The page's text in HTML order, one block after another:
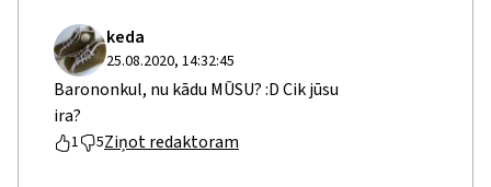
keda
25.08.2020, 14:32:45
Barononkul, nu kādu MŪSU? :D Cik jūsu
ira?
1 5Ziņot redaktoram